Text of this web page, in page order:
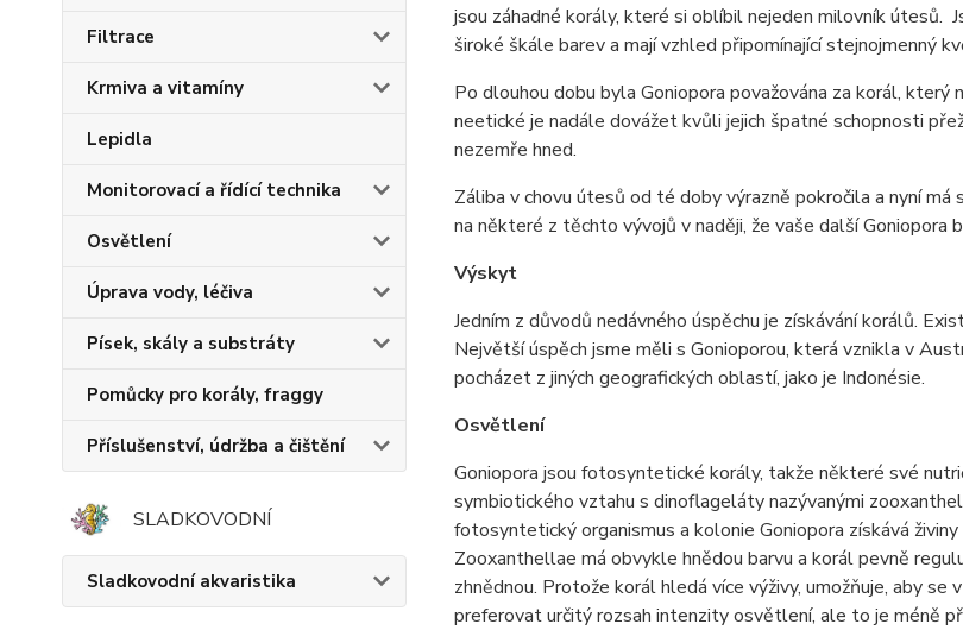
Filtrace
Krmiva a vitamíny
Lepidla
Monitorovací a řídící technika
Osvětlení
Úprava vody, léčiva
Písek, skály a substráty
Pomůcky pro korály, fraggy
Příslušenství, údržba a čištění
SLADKOVODNÍ
Sladkovodní akvaristika
jsou záhadné korály, které si oblíbil nejeden milovník
široké škále barev a mají vzhled připomínající stejnojmenný
Po dlouhou dobu byla Goniopora považována za korál,
neetické je nadále dovážet kvůli jejich špatné schopnosti
nezemře hned.
Záliba v chovu útesů od té doby výrazně pokročila a nyní
na některé z těchto vývojů v naději, že vaše další Goniopora
Výskyt
Jedním z důvodů nedávného úspěchu je získávání korálů.
Největší úspěch jsme měli s Gonioporou, která vznikla v
pocházet z jiných geografických oblastí, jako je Indonésie.
Osvětlení
Goniopora jsou fotosyntetické korály, takže některé své
symbiotického vztahu s dinoflageláty nazývanými
fotosyntetický organismus a kolonie Goniopora získává
Zooxanthellae má obvykle hnědou barvu a korál pevně
zhnědnou. Protože korál hledá více výživy, umožňuje, aby
preferovat určitý rozsah intenzity osvětlení, ale to je méně